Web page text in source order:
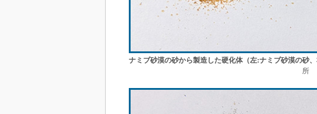
ナミブ砂漠の砂から製造した硬化体（左:ナミブ砂漠の砂、
所